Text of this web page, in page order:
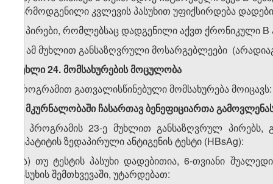
წარმოდგენილი კვლევის პასუხით უფიქსირდება
ბ) პირები, რომლებსაც დადგენილი აქვთ ქრონიკული
გ) ამ მუხლით განსაზღვრული მოსარგებლეები
მუხლი 24. მომსახურების მოცულობა
პროგრამით გათვალისწინებული მომსახურება მოიცავს:
1. მკურნალობაში ჩასართავ ბენეფიციართა
ა) პროგრამის 23-ე მუხლით განსაზღვრულ პირებს,
ჰეპატიტის ზედაპირული ანტიგენის ტესტი (HBsAg):
ა.ა) თუ ტესტის პასუხი დადებითია, 6-თვიანი
პასუხის შემთხვევაში, უტარდებათ: